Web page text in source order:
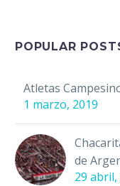
POPULAR
Atletas
1 marzo, 2019
de
29 abril,